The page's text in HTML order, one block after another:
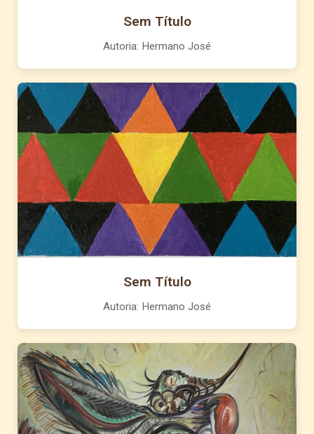
Sem Título
Autoria: Hermano José
Sem Título
Autoria: Hermano José